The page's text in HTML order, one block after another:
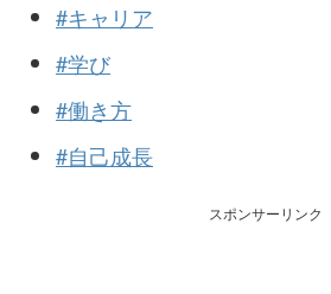
#キャリア
#学び
#働き方
#自己成長
スポンサーリンク